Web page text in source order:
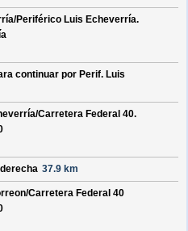
Periférico Luis Echeverría.
continuar por Perif. Luis
Carretera Federal 40.
37.9 km
Carretera Federal 40